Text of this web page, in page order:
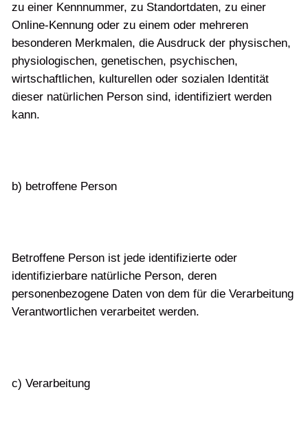
zu einer Kennnummer, zu Standortdaten, zu einer
Online-Kennung oder zu einem oder mehreren
besonderen Merkmalen, die Ausdruck der physischen,
physiologischen, genetischen, psychischen,
wirtschaftlichen, kulturellen oder sozialen Identität
dieser natürlichen Person sind, identifiziert werden
kann.
b) betroffene Person
Betroffene Person ist jede identifizierte oder
identifizierbare natürliche Person, deren
personenbezogene Daten von dem für die Verarbeitung
Verantwortlichen verarbeitet werden.
c) Verarbeitung